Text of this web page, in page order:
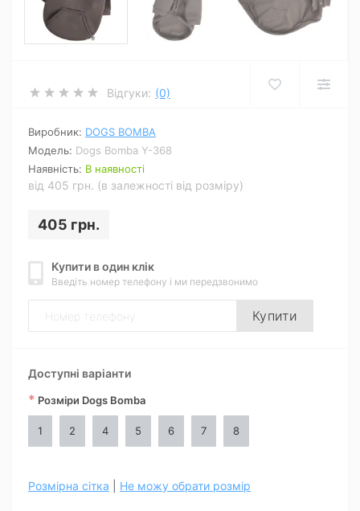
Відгуки: (0)
Виробник: DOGS BOMBA
Модель: Dogs Bomba Y-368
Наявність: В наявності
від 405 грн. (в залежності від розміру)
405 грн.
Купити в один клік
Введіть номер телефону і ми передзвонимо
Купити
Доступні варіанти
* Розміри Dogs Bomba
1 2 4 5 6 7 8
Розмірна сітка Не можу обрати розмір